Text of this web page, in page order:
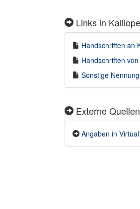
Links in Kalliope
Handschriften an
Handschriften
Sonstige
Externe Quellen
Angaben in